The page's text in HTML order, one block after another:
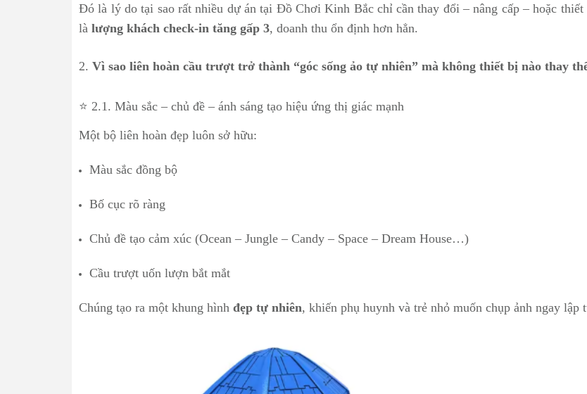
Đó là lý do tại sao rất nhiều dự án tại Đồ Chơi Kinh Bắc chỉ cần thay đổi – nâng cấp – hoặc thiết
là lượng khách check-in tăng gấp 3, doanh thu ổn định hơn hẳn.
2. Vì sao liên hoàn cầu trượt trở thành “góc sống ảo tự nhiên” mà không thiết bị nào thay
⭐ 2.1. Màu sắc – chủ đề – ánh sáng tạo hiệu ứng thị giác mạnh
Một bộ liên hoàn đẹp luôn sở hữu:
Màu sắc đồng bộ
Bố cục rõ ràng
Chủ đề tạo cảm xúc (Ocean – Jungle – Candy – Space – Dream House…)
Cầu trượt uốn lượn bắt mắt
Chúng tạo ra một khung hình đẹp tự nhiên, khiến phụ huynh và trẻ nhỏ muốn chụp ảnh ngay lập